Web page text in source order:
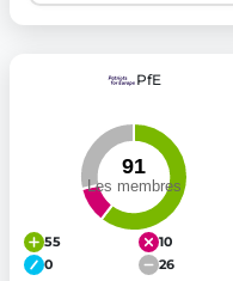
PfE
55
10
0
26